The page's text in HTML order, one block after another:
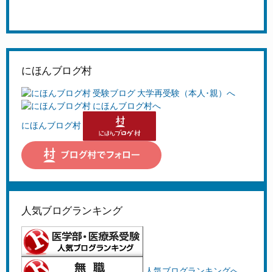
にほんブログ村
にほんブログ村
人気ブログランキング